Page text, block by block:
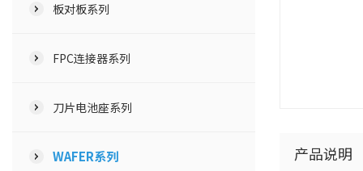
板对板系列
FPC连接器系列
刀片电池座系列
WAFER系列 产品说明